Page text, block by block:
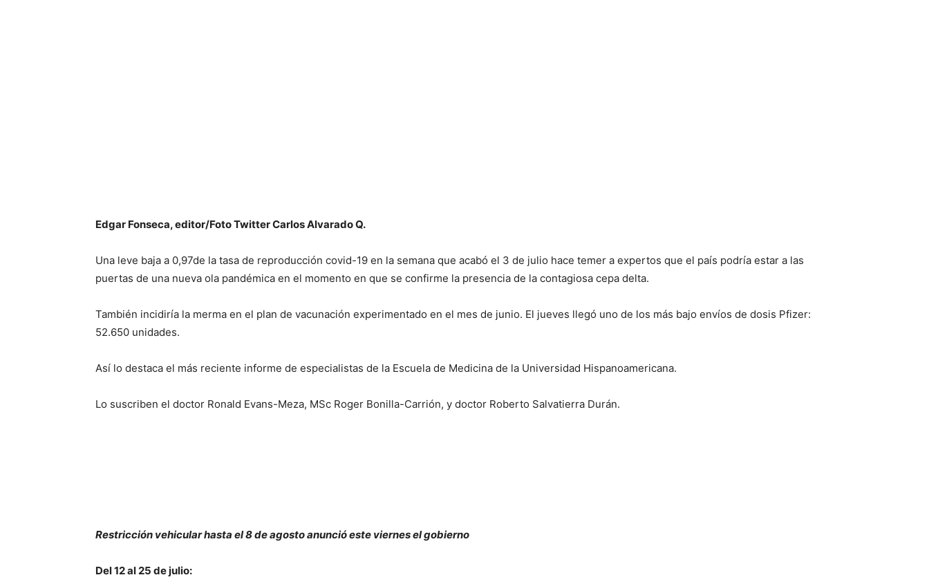
Edgar Fonseca, editor/Foto Twitter Carlos Alvarado Q.
Una leve baja a 0,97de la tasa de reproducción covid-19 en la semana que acabó el 3 de julio hace temer a expertos que el país podría estar a las
puertas de una nueva ola pandémica en el momento en que se confirme la presencia de la contagiosa cepa delta.
También incidiría la merma en el plan de vacunación experimentado en el mes de junio. El jueves llegó uno de los más bajo envíos de dosis Pfizer:
52.650 unidades.
Así lo destaca el más reciente informe de especialistas de la Escuela de Medicina de la Universidad Hispanoamericana.
Lo suscriben el doctor Ronald Evans-Meza, MSc Roger Bonilla-Carrión, y doctor Roberto Salvatierra Durán.
Restricción vehicular hasta el 8 de agosto anunció este viernes el gobierno
Del 12 al 25 de julio: